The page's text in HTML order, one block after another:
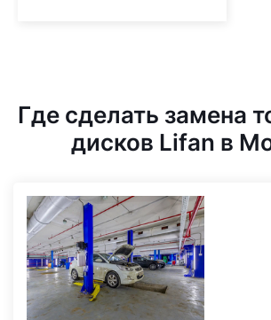
Где сделать замена
дисков Lifan в